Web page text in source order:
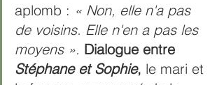
aplomb : « Non, elle n'a pas
de voisins. Elle n'en a pas les
moyens ». Dialogue entre
Stéphane et Sophie, le mari et